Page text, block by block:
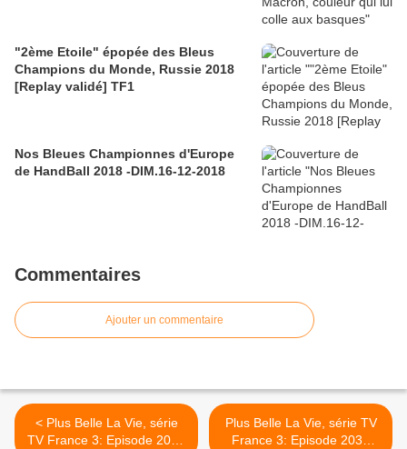
"2ème Etoile" épopée des Bleus
Champions du Monde, Russie 2018
[Replay validé] TF1
Nos Bleues Championnes d'Europe
de HandBall 2018 -DIM.16-12-2018
Commentaires
Ajouter un commentaire
< Plus Belle La Vie, série
TV France 3: Episode 2036
Plus Belle La Vie, série TV
France 3: Episode 2037